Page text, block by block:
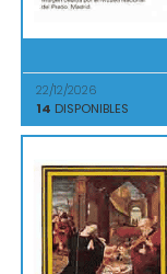
22/12/2026
14 DISPONIBLES